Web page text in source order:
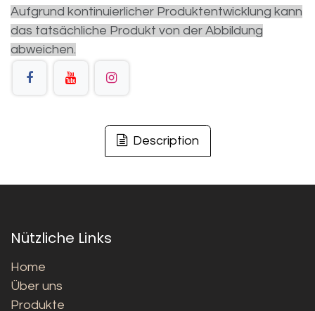
Aufgrund kontinuierlicher Produktentwicklung kann
das tatsächliche Produkt von der Abbildung
abweichen.
Description
Nützliche Links
Home
Über uns
Produkte